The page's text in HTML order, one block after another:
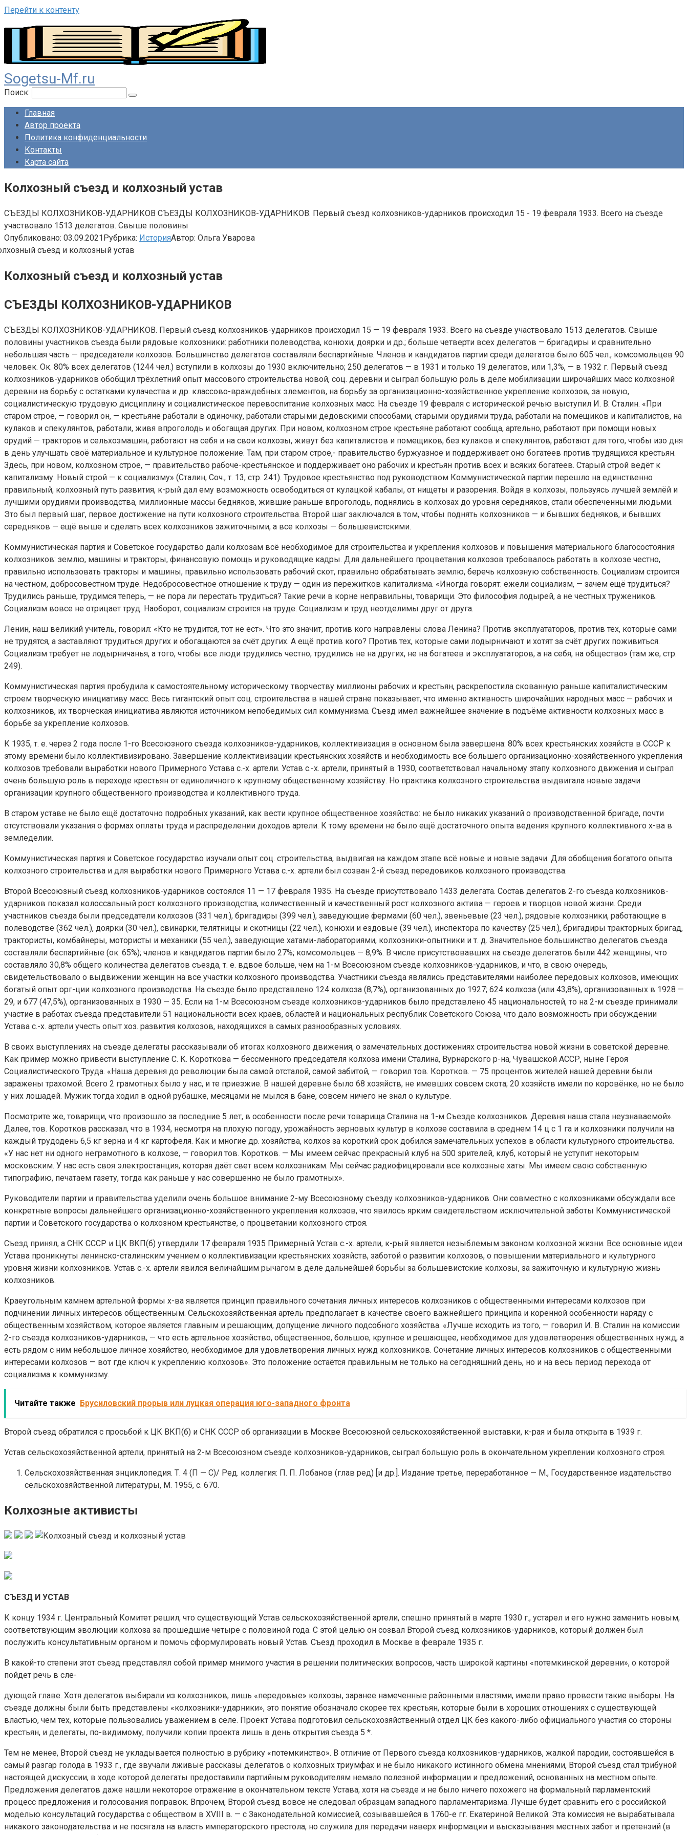
Перейти к контенту
Sogetsu-Mf.ru
Поиск:
Главная
Автор проекта
Политика конфиденциальности
Контакты
Карта сайта
Колхозный съезд и колхозный устав
СЪЕЗДЫ КОЛХОЗНИКОВ-УДАРНИКОВ СЪЕЗДЫ КОЛХОЗНИКОВ-УДАРНИКОВ. Первый съезд колхозников-ударников происходил 15 - 19 февраля 1933. Всего на съезде
участвовало 1513 делегатов. Свыше половины
Опубликовано: 03.09.2021Рубрика: ИсторияАвтор: Ольга Уварова
Колхозный съезд и колхозный устав
СЪЕЗДЫ КОЛХОЗНИКОВ-УДАРНИКОВ
СЪЕЗДЫ КОЛХОЗНИКОВ-УДАРНИКОВ. Первый съезд колхозников-ударников происходил 15 — 19 февраля 1933. Всего на съезде участвовало 1513 делегатов. Свыше
половины участников съезда были рядовые колхозники: работники полеводства, конюхи, доярки и др.; больше четверти всех делегатов — бригадиры и сравнительно
небольшая часть — председатели колхозов. Большинство делегатов составляли беспартийные. Членов и кандидатов партии среди делегатов было 605 чел., комсомольцев 90
человек. Ок. 80% всех делегатов (1244 чел.) вступили в колхозы до 1930 включительно; 250 делегатов — в 1931 и только 19 делегатов, или 1,3%, — в 1932 г. Первый съезд
колхозников-ударников обобщил трёхлетний опыт массового строительства новой, соц. деревни и сыграл большую роль в деле мобилизации широчайших масс колхозной
деревни на борьбу с остатками кулачества и др. классово-враждебных элементов, на борьбу за организационно-хозяйственное укрепление колхозов, за новую,
социалистическую трудовую дисциплину и социалистическое перевоспитание колхозных масс. На съезде 19 февраля с исторической речью выступил И. В. Сталин. «При
старом строе, — говорил он, — крестьяне работали в одиночку, работали старыми дедовскими способами, старыми орудиями труда, работали на помещиков и капиталистов, на
кулаков и спекулянтов, работали, живя впроголодь и обогащая других. При новом, колхозном строе крестьяне работают сообща, артельно, работают при помощи новых
орудий — тракторов и сельхозмашин, работают на себя и на свои колхозы, живут без капиталистов и помещиков, без кулаков и спекулянтов, работают для того, чтобы изо дня
в день улучшать своё материальное и культурное положение. Там, при старом строе,- правительство буржуазное и поддерживает оно богатеев против трудящихся крестьян.
Здесь, при новом, колхозном строе, — правительство рабоче-крестьянское и поддерживает оно рабочих и крестьян против всех и всяких богатеев. Старый строй ведёт к
капитализму. Новый строй — к социализму» (Сталин, Соч., т. 13, стр. 241). Трудовое крестьянство под руководством Коммунистической партии перешло на единственно
правильный, колхозный путь развития, к-рый дал ему возможность освободиться от кулацкой кабалы, от нищеты и разорения. Войдя в колхозы, пользуясь лучшей землёй и
лучшими орудиями производства, миллионные массы бедняков, жившие раньше впроголодь, поднялись в колхозах до уровня середняков, стали обеспеченными людьми.
Это был первый шаг, первое достижение на пути колхозного строительства. Второй шаг заключался в том, чтобы поднять колхозников — и бывших бедняков, и бывших
середняков — ещё выше и сделать всех колхозников зажиточными, а все колхозы — большевистскими.
Коммунистическая партия и Советское государство дали колхозам всё необходимое для строительства и укрепления колхозов и повышения материального благосостояния
колхозников: землю, машины и тракторы, финансовую помощь и руководящие кадры. Для дальнейшего процветания колхозов требовалось работать в колхозе честно,
правильно использовать тракторы и машины, правильно использовать рабочий скот, правильно обрабатывать землю, беречь колхозную собственность. Социализм строится
на честном, добросовестном труде. Недобросовестное отношение к труду — один из пережитков капитализма. «Иногда говорят: ежели социализм, — зачем ещё трудиться?
Трудились раньше, трудимся теперь, — не пора ли перестать трудиться? Такие речи в корне неправильны, товарищи. Это философия лодырей, а не честных тружеников.
Социализм вовсе не отрицает труд. Наоборот, социализм строится на труде. Социализм и труд неотделимы друг от друга.
Ленин, наш великий учитель, говорил: «Кто не трудится, тот не ест». Что это значит, против кого направлены слова Ленина? Против эксплуататоров, против тех, которые сами
не трудятся, а заставляют трудиться других и обогащаются за счёт других. А ещё против кого? Против тех, которые сами лодырничают и хотят за счёт других поживиться.
Социализм требует не лодырничанья, а того, чтобы все люди трудились честно, трудились не на других, не на богатеев и эксплуататоров, а на себя, на общество» (там же, стр.
249).
Коммунистическая партия пробудила к самостоятельному историческому творчеству миллионы рабочих и крестьян, раскрепостила скованную раньше капиталистическим
строем творческую инициативу масс. Весь гигантский опыт соц. строительства в нашей стране показывает, что именно активность широчайших народных масс — рабочих и
колхозников, их творческая инициатива являются источником непобедимых сил коммунизма. Съезд имел важнейшее значение в подъёме активности колхозных масс в
борьбе за укрепление колхозов.
К 1935, т. е. через 2 года после 1-го Всесоюзного съезда колхозников-ударников, коллективизация в основном была завершена: 80% всех крестьянских хозяйств в СССР к
этому времени было коллективизировано. Завершение коллективизации крестьянских хозяйств и необходимость всё большего организационно-хозяйственного укрепления
колхозов требовали выработки нового Примерного Устава с.-х. артели. Устав с.-х. артели, принятый в 1930, соответствовал начальному этапу колхозного движения и сыграл
очень большую роль в переходе крестьян от единоличного к крупному общественному хозяйству. Но практика колхозного строительства выдвигала новые задачи
организации крупного общественного производства и коллективного труда.
В старом уставе не было ещё достаточно подробных указаний, как вести крупное общественное хозяйство: не было никаких указаний о производственной бригаде, почти
отсутствовали указания о формах оплаты труда и распределении доходов артели. К тому времени не было ещё достаточного опыта ведения крупного коллективного х-ва в
земледелии.
Коммунистическая партия и Советское государство изучали опыт соц. строительства, выдвигая на каждом этапе всё новые и новые задачи. Для обобщения богатого опыта
колхозного строительства и для выработки нового Примерного Устава с.-х. артели был созван 2-й съезд передовиков колхозного производства.
Второй Всесоюзный съезд колхозников-ударников состоялся 11 — 17 февраля 1935. На съезде присутствовало 1433 делегата. Состав делегатов 2-го съезда колхозников-
ударников показал колоссальный рост колхозного производства, количественный и качественный рост колхозного актива — героев и творцов новой жизни. Среди
участников съезда были председатели колхозов (331 чел.), бригадиры (399 чел.), заведующие фермами (60 чел.), звеньевые (23 чел.), рядовые колхозники, работающие в
полеводстве (362 чел.), доярки (30 чел.), свинарки, телятницы и скотницы (22 чел.), конюхи и ездовые (39 чел.), инспектора по качеству (25 чел.), бригадиры тракторных бригад,
трактористы, комбайнеры, мотористы и механики (55 чел.), заведующие хатами-лабораториями, колхозники-опытники и т. д. Значительное большинство делегатов съезда
составляли беспартийные (ок. 65%); членов и кандидатов партии было 27%; комсомольцев — 8,9%. В числе присутствовавших на съезде делегатов были 442 женщины, что
составляло 30,8% общего количества делегатов съезда, т. е. вдвое больше, чем на 1-м Всесоюзном съезде колхозников-ударников, и что, в свою очередь,
свидетельствовало о выдвижении женщин на все участки колхозного производства. Участники съезда являлись представителями наиболее передовых колхозов, имеющих
богатый опыт орг-ции колхозного производства. На съезде было представлено 124 колхоза (8,7%), организованных до 1927; 624 колхоза (или 43,8%), организованных в 1928 —
29, и 677 (47,5%), организованных в 1930 — 35. Если на 1-м Всесоюзном съезде колхозников-ударников было представлено 45 национальностей, то на 2-м съезде принимали
участие в работах съезда представители 51 национальности всех краёв, областей и национальных республик Советского Союза, что дало возможность при обсуждении
Устава с.-х. артели учесть опыт хоз. развития колхозов, находящихся в самых разнообразных условиях.
В своих выступлениях на съезде делегаты рассказывали об итогах колхозного движения, о замечательных достижениях строительства новой жизни в советской деревне.
Как пример можно привести выступление С. К. Короткова — бессменного председателя колхоза имени Сталина, Вурнарского р-на, Чувашской АССР, ныне Героя
Социалистического Труда. «Наша деревня до революции была самой отсталой, самой забитой, — говорил тов. Коротков. — 75 процентов жителей нашей деревни были
заражены трахомой. Всего 2 грамотных было у нас, и те приезжие. В нашей деревне было 68 хозяйств, не имевших совсем скота; 20 хозяйств имели по коровёнке, но не было
у них лошадей. Мужик тогда ходил в одной рубашке, месяцами не мылся в бане, совсем ничего не знал о культуре.
Посмотрите же, товарищи, что произошло за последние 5 лет, в особенности после речи товарища Сталина на 1-м Съезде колхозников. Деревня наша стала неузнаваемой».
Далее, тов. Коротков рассказал, что в 1934, несмотря на плохую погоду, урожайность зерновых культур в колхозе составила в среднем 14 ц с 1 га и колхозники получили на
каждый трудодень 6,5 кг зерна и 4 кг картофеля. Как и многие др. хозяйства, колхоз за короткий срок добился замечательных успехов в области культурного строительства.
«У нас нет ни одного неграмотного в колхозе, — говорил тов. Коротков. — Мы имеем сейчас прекрасный клуб на 500 зрителей, клуб, который не уступит некоторым
московским. У нас есть своя электростанция, которая даёт свет всем колхозникам. Мы сейчас радиофицировали все колхозные хаты. Мы имеем свою собственную
типографию, печатаем газету, тогда как раньше у нас совершенно не было грамотных».
Руководители партии и правительства уделили очень большое внимание 2-му Всесоюзному съезду колхозников-ударников. Они совместно с колхозниками обсуждали все
конкретные вопросы дальнейшего организационно-хозяйственного укрепления колхозов, что явилось ярким свидетельством исключительной заботы Коммунистической
партии и Советского государства о колхозном крестьянстве, о процветании колхозного строя.
Съезд принял, а СНК СССР и ЦК ВКП(б) утвердили 17 февраля 1935 Примерный Устав с.-х. артели, к-рый является незыблемым законом колхозной жизни. Все основные идеи
Устава проникнуты ленинско-сталинским учением о коллективизации крестьянских хозяйств, заботой о развитии колхозов, о повышении материального и культурного
уровня жизни колхозников. Устав с.-х. артели явился величайшим рычагом в деле дальнейшей борьбы за большевистские колхозы, за зажиточную и культурную жизнь
колхозников.
Краеугольным камнем артельной формы х-ва является принцип правильного сочетания личных интересов колхозников с общественными интересами колхозов при
подчинении личных интересов общественным. Сельскохозяйственная артель предполагает в качестве своего важнейшего принципа и коренной особенности наряду с
общественным хозяйством, которое является главным и решающим, допущение личного подсобного хозяйства. «Лучше исходить из того, — говорил И. В. Сталин на комиссии
2-го съезда колхозников-ударников, — что есть артельное хозяйство, общественное, большое, крупное и решающее, необходимое для удовлетворения общественных нужд, а
есть рядом с ним небольшое личное хозяйство, необходимое для удовлетворения личных нужд колхозников. Сочетание личных интересов колхозников с общественными
интересами колхозов — вот где ключ к укреплению колхозов». Это положение остаётся правильным не только на сегодняшний день, но и на весь период перехода от
социализма к коммунизму.
Читайте также Брусиловский прорыв или луцкая операция юго-западного фронта
Второй съезд обратился с просьбой к ЦК ВКП(б) и СНК СССР об организации в Москве Всесоюзной сельскохозяйственной выставки, к-рая и была открыта в 1939 г.
Устав сельскохозяйственной артели, принятый на 2-м Всесоюзном съезде колхозников-ударников, сыграл большую роль в окончательном укреплении колхозного строя.
Сельскохозяйственная энциклопедия. Т. 4 (П — С)/ Ред. коллегия: П. П. Лобанов (глав ред) [и др.]. Издание третье, переработанное — М., Государственное издательство
сельскохозяйственной литературы, М. 1955, с. 670.
Колхозные активисты
СЪЕЗД И УСТАВ
К концу 1934 г. Центральный Комитет решил, что существую­щий Устав сельскохозяйственной артели, спешно принятый в марте 1930 г., устарел и его нужно заменить новым,
соответству­ющим эволюции колхоза за прошедшие четыре с половиной года. С этой целью он созвал Второй съезд колхозников-ударников, ко­торый должен был
послужить консультативным органом и помочь сформулировать новый Устав. Съезд проходил в Москве в февра­ле 1935 г.
В какой-то степени этот съезд представлял собой пример мни­мого участия в решении политических вопросов, часть широкой картины «потемкинской деревни», о которой
пойдет речь в сле-
дующей главе. Хотя делегатов выбирали из колхозников, лишь «передовые» колхозы, заранее намеченные районными властями, имели право провести такие выборы. На
съезде должны были быть представлены «колхозники-ударники», это понятие обозна­чало скорее тех крестьян, которые были в хороших отношениях с существующей
властью, чем тех, которые пользовались уважени­ем в селе. Проект Устава подготовил сельскохозяйственный отдел ЦК без какого-либо официального участия со стороны
крестьян, и делегаты, по-видимому, получили копии проекта лишь в день от­крытия съезда 5 *.
Тем не менее, Второй съезд не укладывается полностью в руб­рику «потемкинство». В отличие от Первого съезда колхозников-ударников, жалкой пародии, состоявшейся в
самый разгар голода в 1933 г., где звучали лживые рассказы делегатов о колхозных триумфах и не было никакого истинного обмена мнениями, Вто­рой съезд стал трибуной
настоящей дискуссии, в ходе которой де­легаты предоставили партийным руководителям немало полезной информации и предложений, основанных на местном опыте.
Предложения делегатов даже нашли некоторое отражение в окон­чательном тексте Устава, хотя на съезде и не было ничего похо­жего на формальный парламентский
процесс предложения и голо­сования поправок. Впрочем, Второй съезд вовсе не следовал об­разцам западного парламентаризма. Лучше будет сравнить его с российской
моделью консультаций государства с обществом в XVIII в. — с Законодательной комиссией, созывавшейся в 1760-е гг. Екатериной Великой. Эта комиссия не вырабатывала
никакого за­конодательства и не посягала на власть императорского престола, но служила для передачи наверх информации и высказывания местных забот и претензий (в